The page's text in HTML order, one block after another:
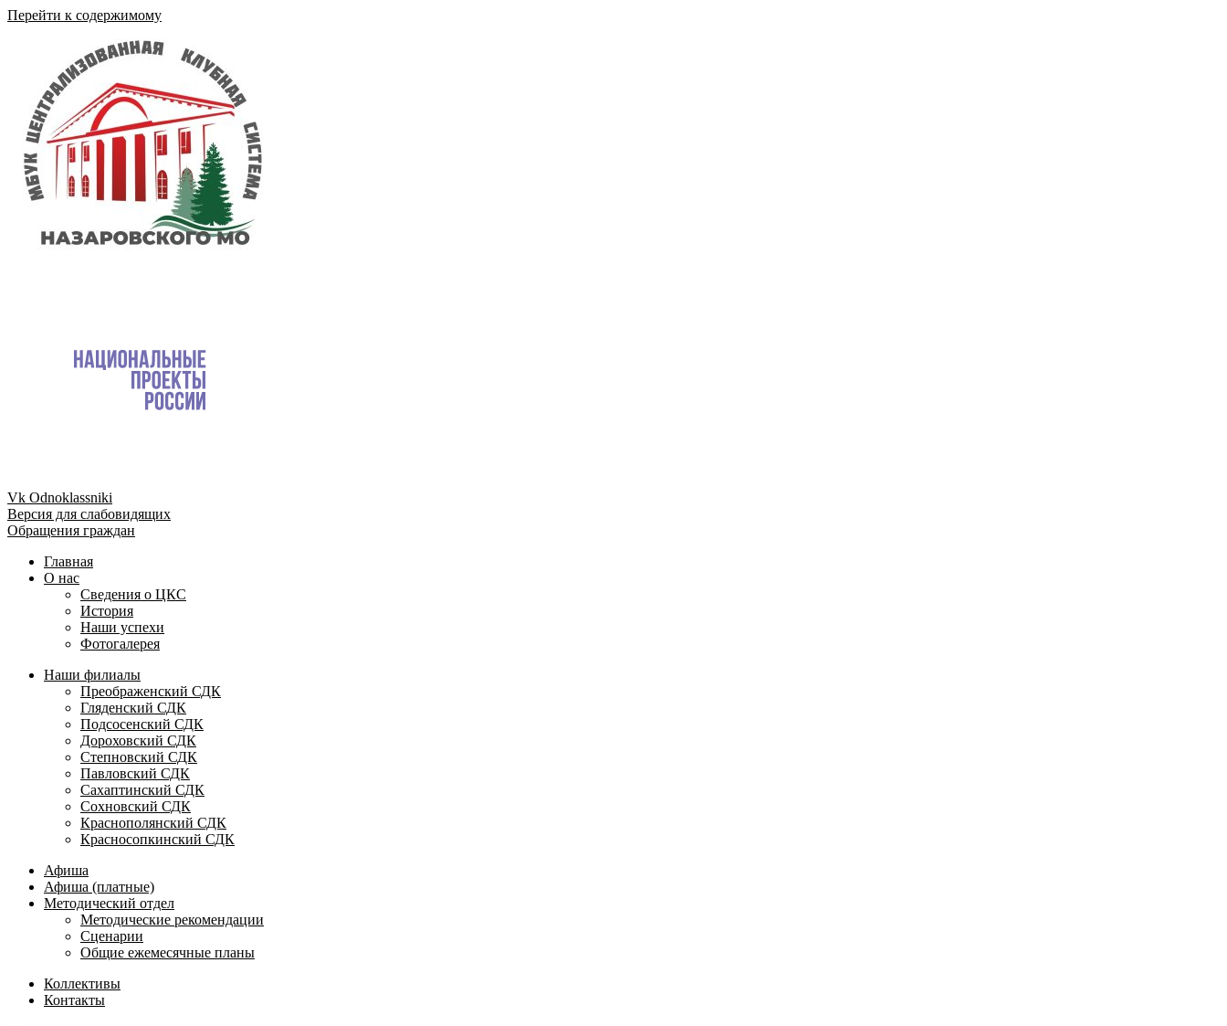
Перейти к содержимому
Vk Odnoklassniki
Версия для слабовидящих
Обращения граждан
Главная
О нас
Сведения о ЦКС
История
Наши успехи
Фотогалерея
Наши филиалы
Преображенский СДК
Гляденский СДК
Подсосенский СДК
Дороховский СДК
Степновский СДК
Павловский СДК
Сахаптинский СДК
Сохновский СДК
Краснополянский СДК
Красносопкинский СДК
Афиша
Афиша (платные)
Методический отдел
Методические рекомендации
Сценарии
Общие ежемесячные планы
Коллективы
Контакты